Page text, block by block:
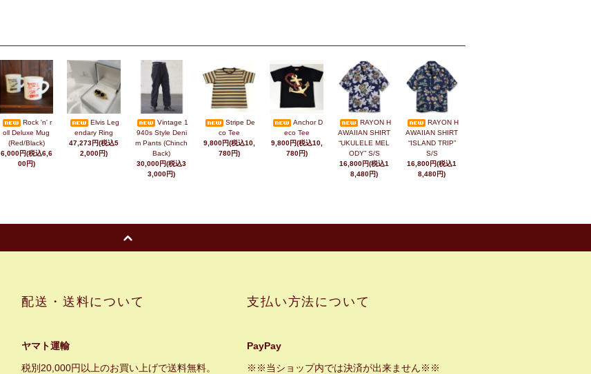
Rock 'n' r
oll Deluxe Mug
(Red/Black)
6,000円(税込6,6
00円)
Elvis Leg
endary Ring
47,273円(税込5
2,000円)
Vintage 1
940s Style Deni
m Pants (Chinch
Back)
30,000円(税込3
3,000円)
Stripe De
co Tee
9,800円(税込10,
780円)
Anchor D
eco Tee
9,800円(税込10,
780円)
RAYON H
AWAIIAN SHIRT
“UKULELE MEL
ODY” S/S
16,800円(税込1
8,480円)
RAYON H
AWAIIAN SHIRT
“ISLAND TRIP”
S/S
16,800円(税込1
8,480円)
配送・送料について
ヤマト運輸
税別20,000円以上のお買い上げで送料無料。
支払い方法について
PayPay
※※当ショップ内では決済が出来ません※※